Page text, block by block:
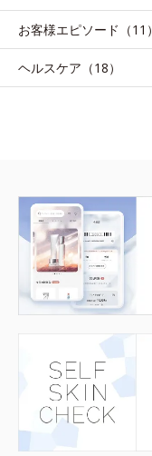
お客様エピソード（11）
ヘルスケア（18）